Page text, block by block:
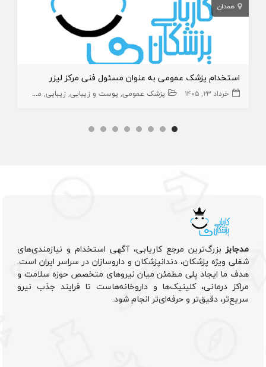
همدان
استخدام پزشک عمومی به عنوان مسئول فنی مرکز لیزر
خرداد ۲۳, ۱۴۰۵ پزشک عمومی پوست و زیبایی زیبایی مسئول فنی
مدجابزبزرگ‌ترین مرجع کاریابی، آگهی استخدام و نیازمندی‌های
شغلی ویژه پزشکان، دندانپزشکان و داروسازان در سراسر ایران است.
هدف ما ایجاد پلی مطمئن میان نیروهای متخصص حوزه سلامت و
مراکز درمانی، کلینیک‌ها و داروخانه‌هاست تا فرایند جذب نیرو
سریع‌تر، دقیق‌تر و حرفه‌ای‌تر انجام شود.